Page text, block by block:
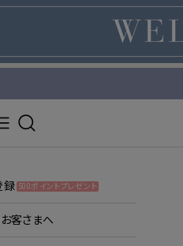
録 500ポイントプレゼント
客さまへ